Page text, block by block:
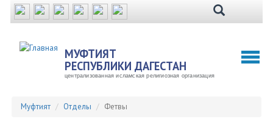
Перейти
содержанию
МУФТИЯТ
РЕСПУБЛИКИ ДАГЕСТАН
централизованная исламская религиозная организация
Муфтият Отделы Фетвы